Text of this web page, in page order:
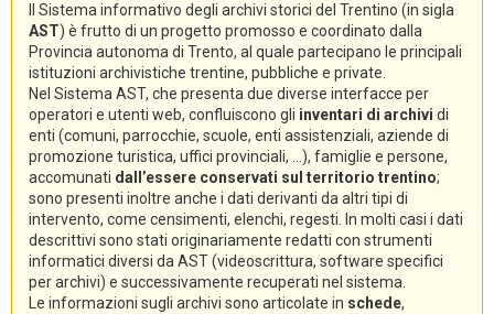
Il Sistema informativo degli archivi storici del Trentino (in sigla
AST) è frutto di un progetto promosso e coordinato dalla
Provincia autonoma di Trento, al quale partecipano le principali
istituzioni archivistiche trentine, pubbliche e private.
Nel Sistema AST, che presenta due diverse interfacce per
operatori e utenti web, confluiscono gli inventari di archivi di
enti (comuni, parrocchie, scuole, enti assistenziali, aziende di
promozione turistica, uffici provinciali, ...), famiglie e persone,
accomunati dall’essere conservati sul territorio trentino;
sono presenti inoltre anche i dati derivanti da altri tipi di
intervento, come censimenti, elenchi, regesti. In molti casi i dati
descrittivi sono stati originariamente redatti con strumenti
informatici diversi da AST (videoscrittura, software specifici
per archivi) e successivamente recuperati nel sistema.
Le informazioni sugli archivi sono articolate in schede,